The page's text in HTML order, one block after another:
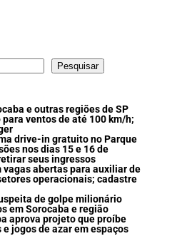
Pesquisar
e outras regiões de SP
ventos de até 100 km/h;
drive-in gratuito no Parque
nos dias 15 e 16 de
seus ingressos
vagas abertas para auxiliar de
operacionais; cadastre
de golpe milionário
em Sorocaba e região
aprova projeto que proíbe
jogos de azar em espaços